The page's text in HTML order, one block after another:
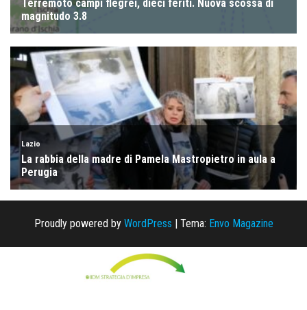
Proudly powered by WordPress Tema: Envo Magazine